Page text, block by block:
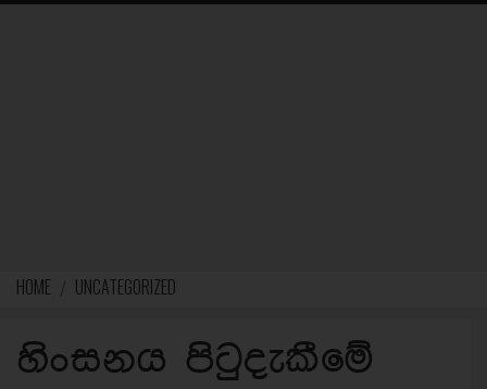
HOME UNCATEGORIZED
හිංසනය පිටුදැකීමේ